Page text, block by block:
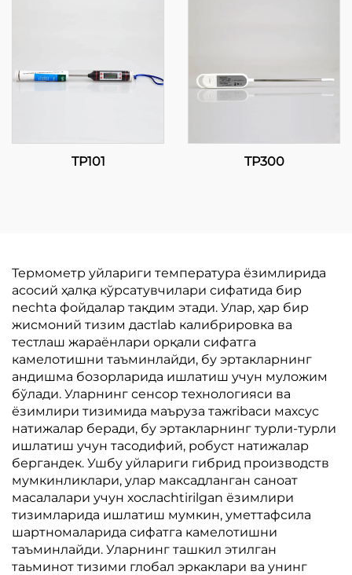
TP101 TP300
Термометр уйлариги температура ёзимлирида
асосий ҳалқа кўрсатувчилари сифатида бир
nechta фойдалар тақдим этади. Улар, ҳар бир
жисмоний тизим дастlab калибрировка ва
тестлаш жараёнлари орқали сифатга
камелотишни таъминлайди, бу эртакларнинг
андишма бозорларида ишлатиш учун муложим
бўлади. Уларнинг сенсор технологияси ва
ёзимлири тизимида маъруза тажribaси махсус
натижалар беради, бу эртакларнинг турли-турли
ишлатиш учун тасодифий, робуст натижалар
бергандек. Ушбу уйлариги гибрид производств
мумкинликлари, улар максадланган саноат
масалалари учун хосласhtirilgan ёзимлири
тизимларида ишлатиш мумкин, уметтафсила
шартномаларида сифатга камелотишни
таъминлайди. Уларнинг ташкил этилган
таьминот тизими глобал эркаклари ва унинг